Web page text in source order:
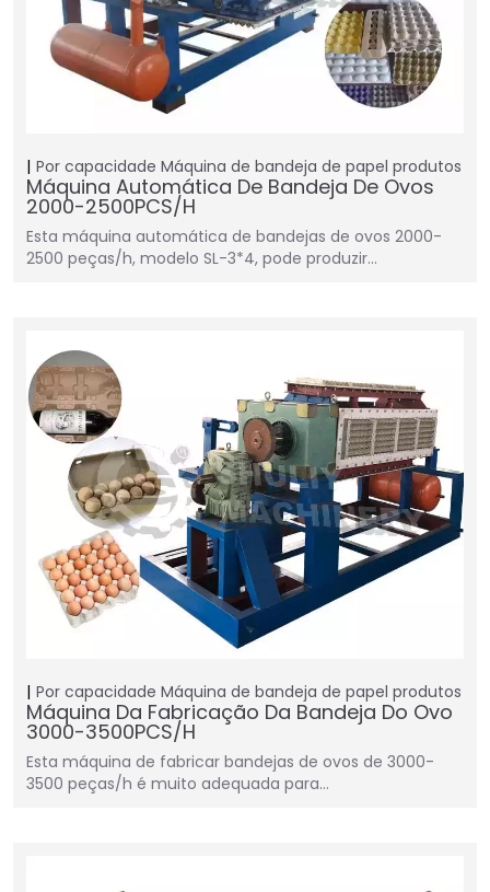
Por capacidade Máquina de bandeja de papel produtos
Máquina Automática De Bandeja De Ovos
2000-2500PCS/H
Esta máquina automática de bandejas de ovos 2000-
2500 peças/h, modelo SL-3*4, pode produzir…
Por capacidade Máquina de bandeja de papel produtos
Máquina Da Fabricação Da Bandeja Do Ovo
3000-3500PCS/H
Esta máquina de fabricar bandejas de ovos de 3000-
3500 peças/h é muito adequada para…